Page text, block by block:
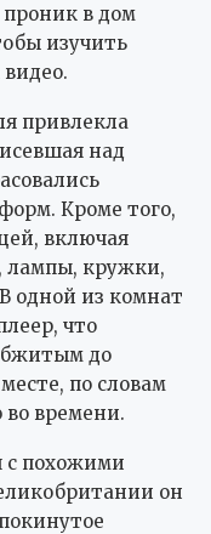
в дом
изучить
привлекла
над
Кроме того,
включая
лампы, кружки,
одной из комнат
что
до
по словам
во времени.
с похожими
он